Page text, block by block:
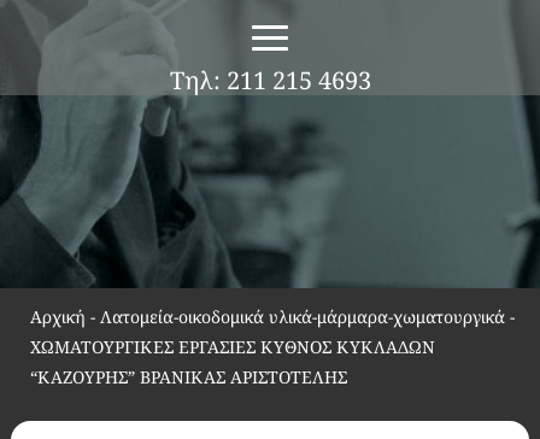
Τηλ: 211 215 4693
Αρχική - Λατομεία-οικοδομικά υλικά-μάρμαρα-χωματουργικά-
ΧΩΜΑΤΟΥΡΓΙΚΕΣ ΕΡΓΑΣΙΕΣ ΚΥΘΝΟΣ ΚΥΚΛΑΔΩΝ
“ΚΑΖΟΥΡΗΣ” ΒΡΑΝΙΚΑΣ ΑΡΙΣΤΟΤΕΛΗΣ